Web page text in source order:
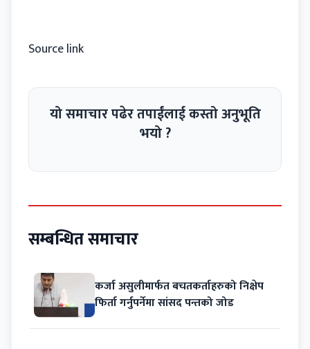
Source link
यो समाचार पढेर तपाईंलाई कस्तो अनुभूति
भयो ?
सम्बन्धित समाचार
कर्जा असुलीमार्फत बचतकर्ताहरुको निक्षेप
फिर्ता गर्नुपर्नेमा सांसद पन्तको जोड